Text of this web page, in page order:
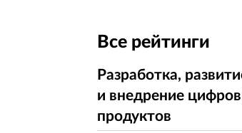
Все рейтинги
Разработка,
и внедрение
продуктов